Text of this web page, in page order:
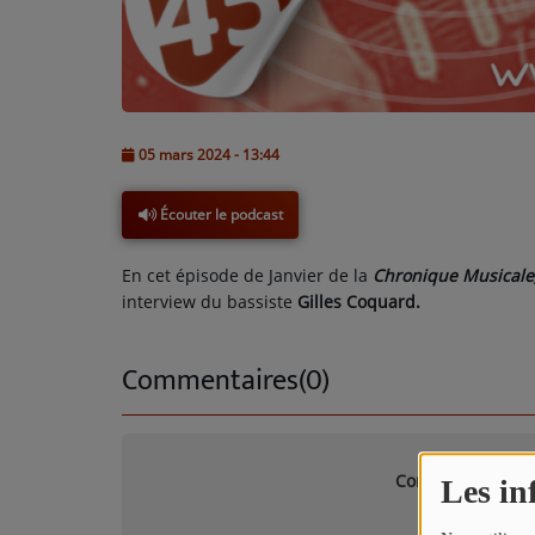
Les
TITRES DIFFUSÉS
ADHÉREZ À STUDIO 45 !
DÉDICACES
05 mars 2024 - 13:44
Écouter le podcast
En cet épisode de Janvier de la Chronique
interview du bassiste Gilles Coquard.
Commentaires(0)
Connectez-vous